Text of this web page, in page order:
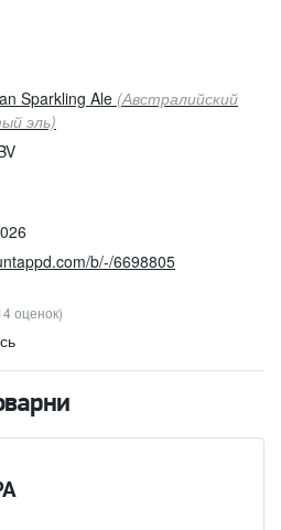
Sparkling Ale (Австралийский
эль)
b/-/6698805
оценок)